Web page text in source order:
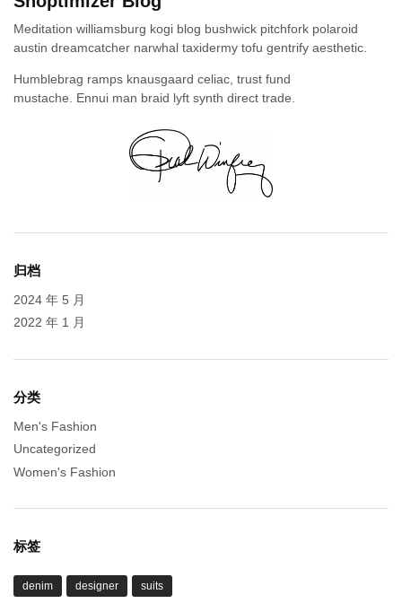
Meditation williamsburg kogi blog bushwick pitchfork polaroid
austin dreamcatcher narwhal taxidermy tofu gentrify aesthetic.
Humblebrag ramps knausgaard celiac, trust fund
mustache. Ennui man braid lyft synth direct trade.
归档
2024 年 5 月
2022 年 1 月
分类
Men's Fashion
Uncategorized
Women's Fashion
标签
denim designer suits